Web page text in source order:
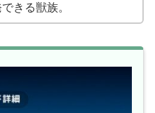
きる獣族。